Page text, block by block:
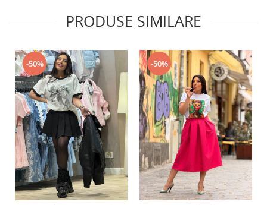
PRODUSE SIMILARE
-50% -50%